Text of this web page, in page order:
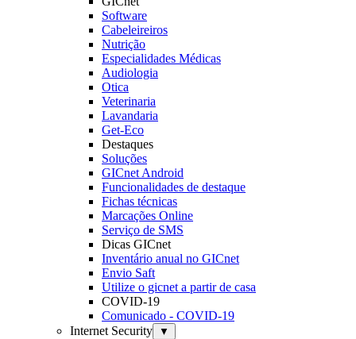
Software
Cabeleireiros
Nutrição
Especialidades Médicas
Audiologia
Otica
Veterinaria
Lavandaria
Get-Eco
Destaques
Soluções
GICnet Android
Funcionalidades de destaque
Fichas técnicas
Marcações Online
Serviço de SMS
Dicas GICnet
Inventário anual no GICnet
Envio Saft
Utilize o gicnet a partir de casa
COVID-19
Comunicado - COVID-19
Internet Security
▼